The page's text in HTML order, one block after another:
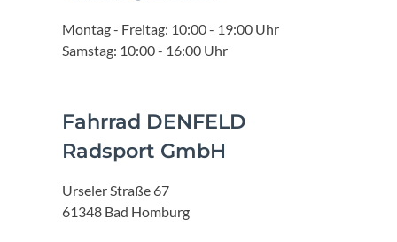
Montag - Freitag: 10:00 - 19:00 Uhr
Samstag: 10:00 - 16:00 Uhr
Fahrrad DENFELD
Radsport GmbH
Urseler Straße 67
61348 Bad Homburg